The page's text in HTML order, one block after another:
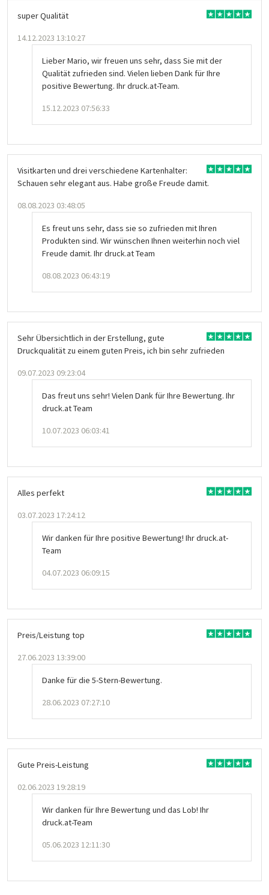
super Qualität
14.12.2023 13:10:27
Lieber Mario, wir freuen uns sehr, dass Sie mit der
Qualität zufrieden sind. Vielen lieben Dank für Ihre
positive Bewertung. Ihr druck.at-Team.
15.12.2023 07:56:33
Visitkarten und drei verschiedene Kartenhalter:
Schauen sehr elegant aus. Habe große Freude damit.
08.08.2023 03:48:05
Es freut uns sehr, dass sie so zufrieden mit Ihren
Produkten sind. Wir wünschen Ihnen weiterhin noch viel
Freude damit. Ihr druck.at Team
08.08.2023 06:43:19
Sehr Übersichtlich in der Erstellung, gute
Druckqualität zu einem guten Preis, ich bin sehr zufrieden
09.07.2023 09:23:04
Das freut uns sehr! Vielen Dank für Ihre Bewertung. Ihr
druck.at Team
10.07.2023 06:03:41
Alles perfekt
03.07.2023 17:24:12
Wir danken für Ihre positive Bewertung! Ihr druck.at-
Team
04.07.2023 06:09:15
Preis/Leistung top
27.06.2023 13:39:00
Danke für die 5-Stern-Bewertung.
28.06.2023 07:27:10
Gute Preis-Leistung
02.06.2023 19:28:19
Wir danken für Ihre Bewertung und das Lob! Ihr
druck.at-Team
05.06.2023 12:11:30